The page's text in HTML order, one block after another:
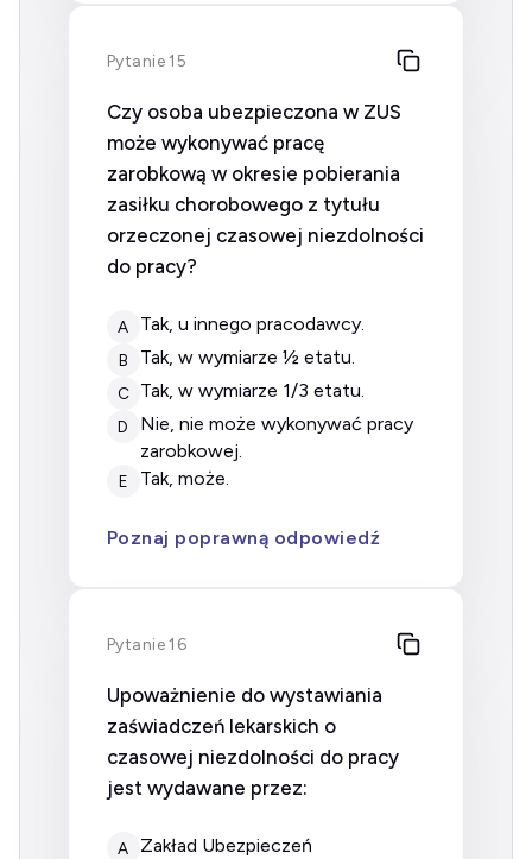
Pytanie 15
Czy osoba ubezpieczona w ZUS
może wykonywać pracę
zarobkową w okresie pobierania
zasiłku chorobowego z tytułu
orzeczonej czasowej niezdolności
do pracy?
A tak, u innego pracodawcy.
B tak, w wymiarze ½ etatu.
C tak, w wymiarze 1/3 etatu.
D
nie, nie może wykonywać pracy
zarobkowej.
E tak, może.
Poznaj poprawną odpowiedź
Pytanie 16
Upoważnienie do wystawiania
zaświadczeń lekarskich o
czasowej niezdolności do pracy
jest wydawane przez:
A
Zakład Ubezpieczeń